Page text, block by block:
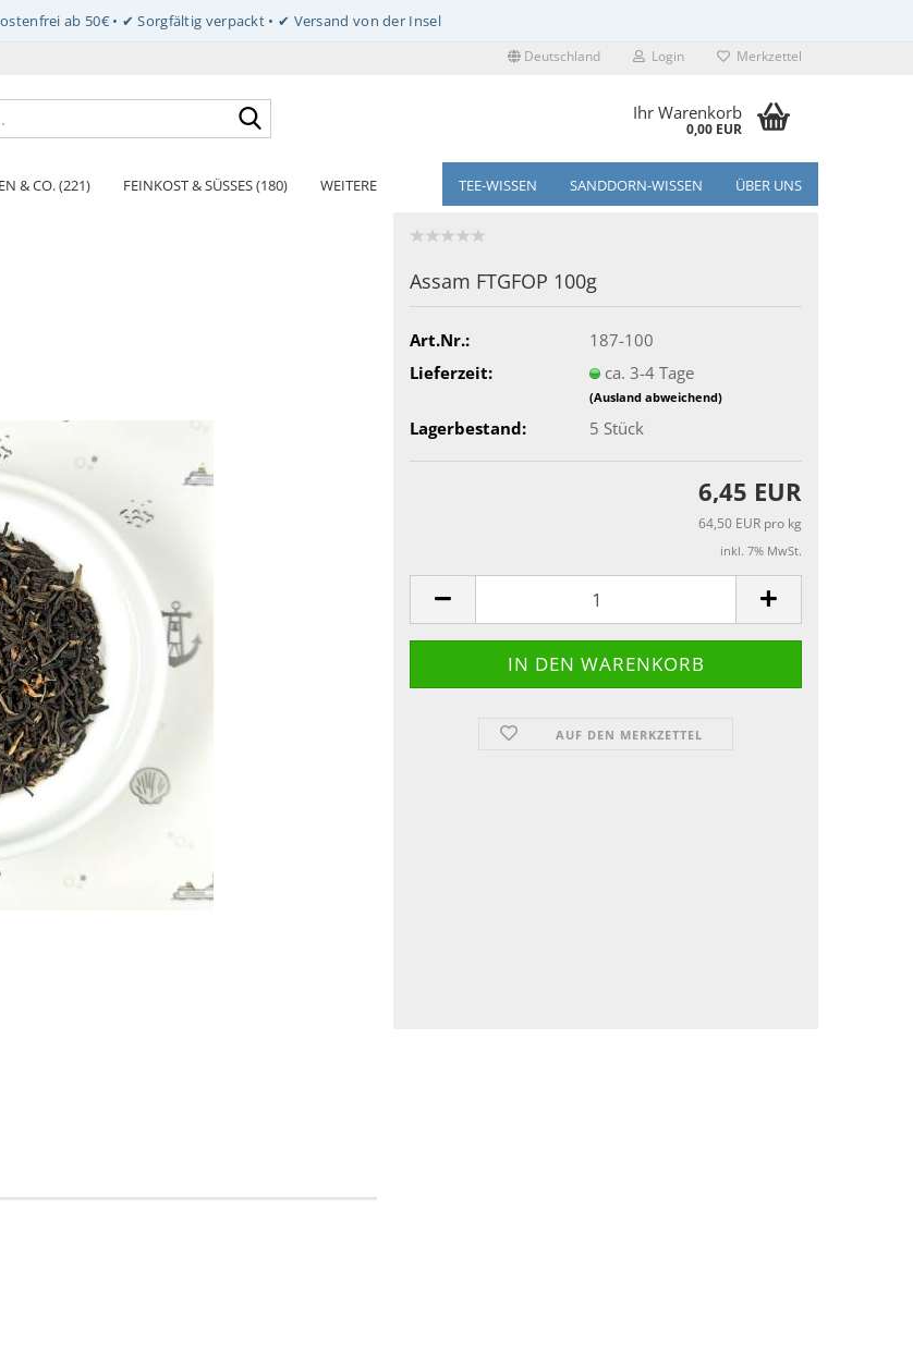
Deutschland Login Merkzettel
Ihr Warenkorb
0,00 EUR
& CO. (221) FEINKOST & SÜSSES (180) TEE-WISSEN SANDDORN-WISSEN ÜBER UNS
WEITERE
Assam FTGFOP 100g
Art.Nr.:
187-100
Lieferzeit:
ca. 3-4 Tage
(Ausland abweichend)
Lagerbestand: 5 Stück
6,45 EUR
64,50 EUR pro kg
inkl. 7% MwSt.
AUF DEN MERKZETTEL